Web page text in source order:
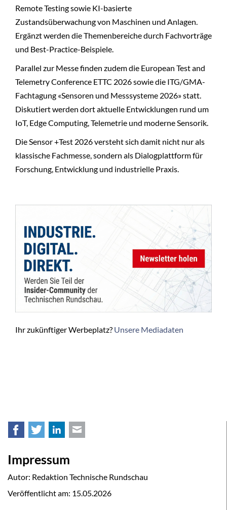
Remote Testing sowie KI-basierte
Zustandsüberwachung von Maschinen und Anlagen.
Ergänzt werden die Themenbereiche durch Fachvorträge
und Best-Practice-Beispiele.
Parallel zur Messe finden zudem die European Test and
Telemetry Conference ETTC 2026 sowie die ITG/GMA-
Fachtagung «Sensoren und Messsysteme 2026» statt.
Diskutiert werden dort aktuelle Entwicklungen rund um
IoT, Edge Computing, Telemetrie und moderne Sensorik.
Die Sensor +Test 2026 versteht sich damit nicht nur als
klassische Fachmesse, sondern als Dialogplattform für
Forschung, Entwicklung und industrielle Praxis.
Ihr zukünftiger Werbeplatz? Unsere Mediadaten
Facebook
TwitterLinkedInE-mail
Impressum
Autor: Redaktion Technische Rundschau
Veröffentlicht am: 15.05.2026